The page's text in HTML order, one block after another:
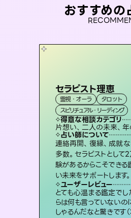
おすすめの
セラピスト理恵
霊視・オーラ
タロット
スピリチュアル・リーディング
得意な相談カテゴリ
片想い、二人の未来、
占い師について
連絡再開、復縁、成就
多数。セラピストとし
験があるからこそできる
い未来をサポートします。
ユーザーレビュー
とても心温まる鑑定でし
らは何も言っていないの
しゃるんだなと驚きです
桃源珠羽（とうげ
霊視・オーラ タロッ
スピリチュアル・リーディン
得意な相談カテ
片想い、あの人の気
占い師について
恋愛のお悩みの中で
係」の相談を得意と
恋人未満なお相手と
寧に読み解き恋愛成
ユーザーレビュー
鑑定していただいて
動すると仲が復活し
とうございました（
アイリス -
西洋占星術 タ
ルーン
得意な相談カ
恋愛総合、片想
占い師につい
復縁、恋愛、不
思い、仕事関係
いことや心の負
紐解き、背中をそ
ユーザーレビュー
安心感のあり、言
さない鑑定のお
持ちを整えられま
おう 霊
霊視・オーラ
オラクルカー
得意な相
恋愛総合、
占い師に
霊視×オラクルカードを使って「今」と「未来」そして「気になるあの人の気
ユーザーレビ
不安な気持ち
た…！よく視え
感じました（40
未来
霊視・オー
スピリチュ
得意な
出逢い、
占い師
未来には
ます。不安
たの素敵
選択できる
ユーザーレビ
職場の人の性
本当によく視
打てて前向き
彗望（
霊視・オ
スピリチ
得意な
片想い、
占い師
3,700年
占術「易
かう道筋
体的な対策
ユーザーレ
複雑な背景
いただけま
た（50代 女